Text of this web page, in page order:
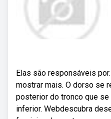
Elas são responsáveis
mostrar mais. O dorso se
posterior do tronco que
inferior. Webdescubra